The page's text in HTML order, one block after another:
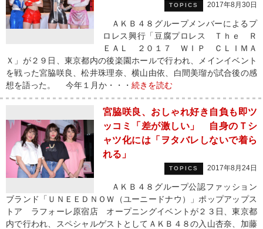
TOPICS 2017年8月30日
ＡＫＢ４８グループメンバーによるプ
ロレス興行「豆腐プロレス Ｔｈｅ Ｒ
ＥＡＬ ２０１７ ＷＩＰ ＣＬＩＭＡ
Ｘ」が２９日、東京都内の後楽園ホールで行われ、メインイベント
を戦った宮脇咲良、松井珠理奈、横山由依、白間美瑠が試合後の感
想を語った。 今年１月か・・・ 続きを読む
宮脇咲良、おしゃれ好き自負も即ツ
ッコミ「差が激しい」 自身のＴシ
ャツ化には「ヲタバレしないで着ら
れる」
TOPICS 2017年8月24日
ＡＫＢ４８グループ公認ファッション
ブランド「ＵＮＥＥＤＮＯＷ（ユーニードナウ）」ポップアップス
トア ラフォーレ原宿店 オープニングイベントが２３日、東京都
内で行われ、スペシャルゲストとしてＡＫＢ４８の入山杏奈、加藤